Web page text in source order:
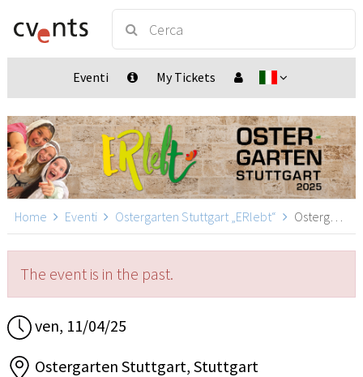
Eventi My Tickets
Home Eventi Ostergarten Stuttgart „ERlebt“ Ostergarten Stuttgart „ERlebt“ - 09:00 Uhr Führung, Stuttgart
The event is in the past.
ven, 11/04/25
Ostergarten Stuttgart, Stuttgart